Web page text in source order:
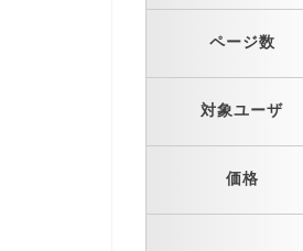
ページ数
対象ユーザ
価格